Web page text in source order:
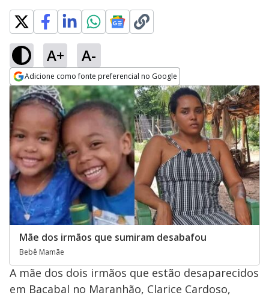
A+ A-
Adicione como fonte preferencial no Google
Opens in new window
Mãe dos irmãos que sumiram desabafou
Bebê Mamãe
A mãe dos dois irmãos que estão desaparecidos
em Bacabal no Maranhão, Clarice Cardoso,